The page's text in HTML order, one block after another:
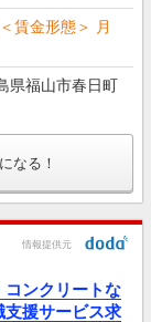
賃金形態＞ 月
県福山市春日町
なる！
情報提供元
コンクリートな
援サービス求